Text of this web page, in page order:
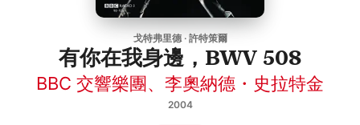
戈特弗里德 · 許特策爾
有你在我身邊，BWV 508
BBC 交響樂團、 李奧納德・史拉特金
2004